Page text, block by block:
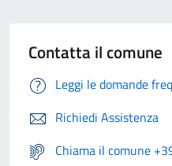
Contatta il comune
Leggi le domande
Richiedi Assistenza
Chiama il comune